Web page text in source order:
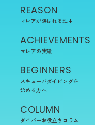
REASON
マレアが選ばれる理由
ACHIEVEMENTS
マレアの実績
BEGINNERS
スキューバダイビングを
始める方へ
COLUMN
ダイバーお役立ちコラム